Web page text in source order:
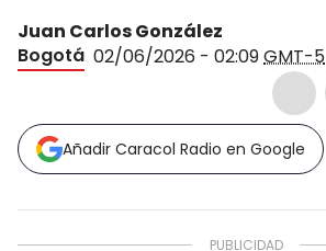
Juan Carlos González
Bogotá 02/06/2026 - 02:09GMT-5
Añadir Caracol Radio en Google